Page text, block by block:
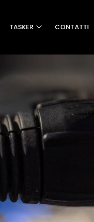
TASKER CONTATTI